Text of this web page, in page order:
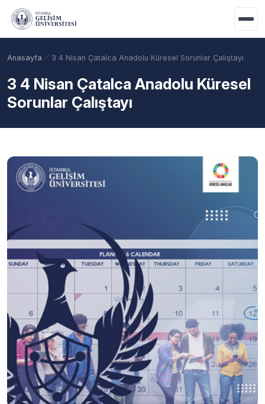
Ana içeriğe geç
Anasayfa 3 4 Nisan Çatalca Anadolu Küresel Sorunlar Çalıştayı
3 4 Nisan Çatalca Anadolu Küresel
Sorunlar Çalıştayı